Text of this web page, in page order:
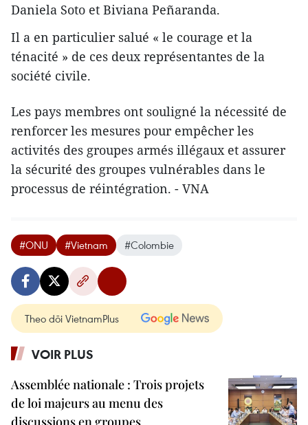
Daniela Soto et Biviana Peñaranda.
Il a en particulier salué « le courage et la
ténacité » de ces deux représentantes de la
société civile.
Les pays membres ont souligné la nécessité de
renforcer les mesures pour empêcher les
activités des groupes armés illégaux et assurer
la sécurité des groupes vulnérables dans le
processus de réintégration. - VNA
#ONU #Vietnam #Colombie
Theo dõi VietnamPlus
VOIR PLUS
Assemblée nationale : Trois projets
de loi majeurs au menu des
discussions en groupes